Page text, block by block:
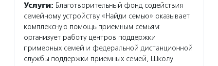
Услуги: Благотворительный фонд содействия
семейному устройству «Найди семью» оказывает
комплексную помощь приемным семьям:
организует работу центров поддержки
примерных семей и федеральной дистанционной
службы поддержки приемных семей, Школу